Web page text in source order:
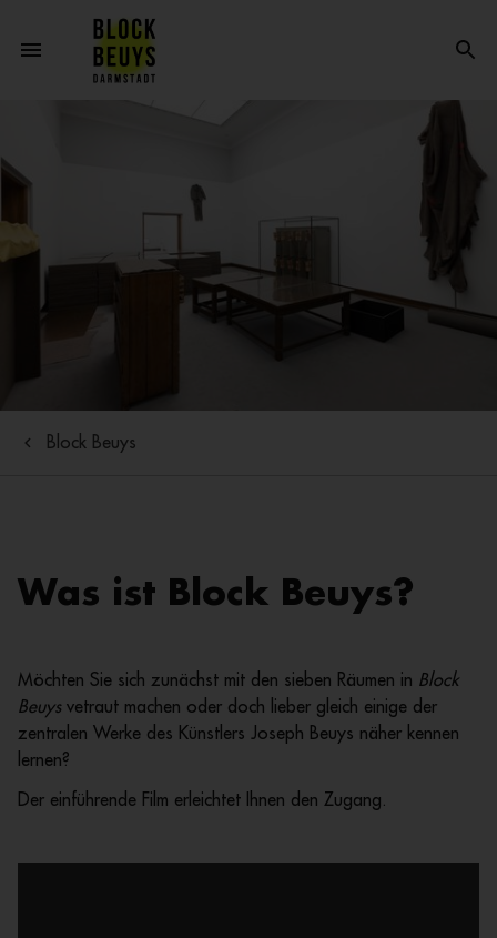
Block Beuys
Was ist Block Beuys?
Möchten Sie sich zunächst mit den sieben Räumen in Block
Beuys vetraut machen oder doch lieber gleich einige der
zentralen Werke des Künstlers Joseph Beuys näher kennen
lernen?
Der einführende Film erleichtet Ihnen den Zugang.